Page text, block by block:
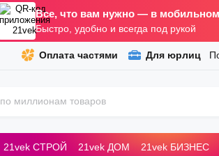
Все, что вам нужно — в
Быстро, удобно и всегда под рукой
Оплата частями Для юрлиц
21vek СТРОЙ 21vek ДОМ 21vek БИЗНЕС